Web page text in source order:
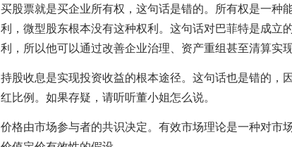
买股票就是买企业所有权，这句话是错的。所有权是一种
利，微型股东根本没有这种权利。这句话对巴菲特是成立
利，所以他可以通过改善企业治理、资产重组甚至清算实
持股收息是实现投资收益的根本途径。这句话也是错的，
红比例。如果存疑，请听听董小姐怎么说。
价格由市场参与者的共识决定。有效市场理论是一种对市